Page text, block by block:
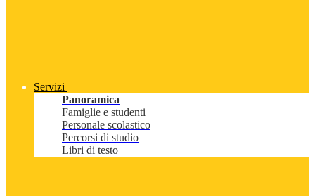
Servizi
Panoramica
Famiglie e studenti
Personale scolastico
Percorsi di studio
Libri di testo